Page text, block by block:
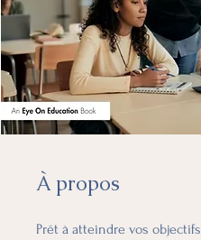
À propos
Prêt à atteindre vos objectifs